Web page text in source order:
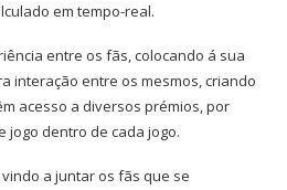
em tempo-real.
entre os fãs, colocando á sua
interação entre os mesmos, criando
acesso a diversos prémios, por
jogo dentro de cada jogo.
a juntar os fãs que se